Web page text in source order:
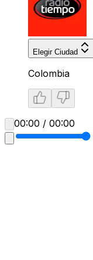
Elegir Ciudad
Colombia
00:00 / 00:00